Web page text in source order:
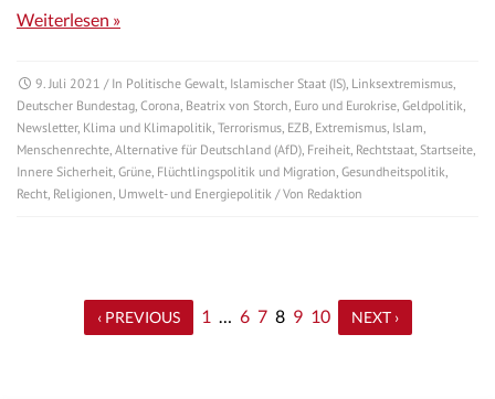
Weiterlesen »
9. Juli 2021 / In Politische Gewalt, Islamischer Staat (IS), Linksextremismus,
Deutscher Bundestag, Corona, Beatrix von Storch, Euro und Eurokrise, Geldpolitik,
Newsletter, Klima und Klimapolitik, Terrorismus, EZB, Extremismus, Islam,
Menschenrechte, Alternative für Deutschland (AfD), Freiheit, Rechtstaat, Startseite,
Innere Sicherheit, Grüne, Flüchtlingspolitik und Migration, Gesundheitspolitik,
Recht, Religionen, Umwelt- und Energiepolitik / Von Redaktion
‹ PREVIOUS 1 … 6 7 8 9 10 NEXT ›